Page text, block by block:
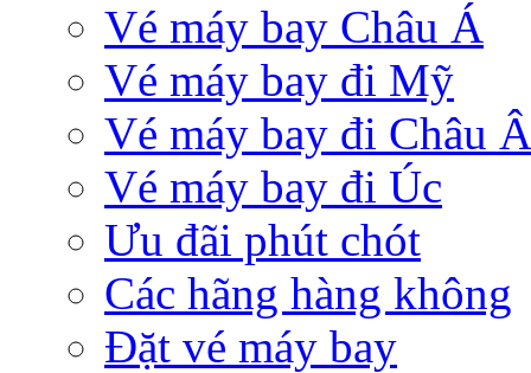
Vé máy bay Châu Á
Vé máy bay đi Mỹ
Vé máy bay đi Châu
Vé máy bay đi Úc
Ưu đãi phút chót
Các hãng hàng không
Đặt vé máy bay